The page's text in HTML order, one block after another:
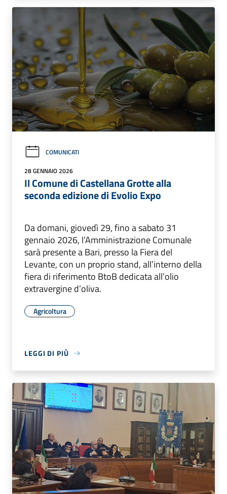
COMUNICATI
28 GENNAIO 2026
Il Comune di Castellana Grotte alla
seconda edizione di Evolio Expo
Da domani, giovedì 29, fino a sabato 31
gennaio 2026, l’Amministrazione Comunale
sarà presente a Bari, presso la Fiera del
Levante, con un proprio stand, all’interno della
fiera di riferimento BtoB dedicata all’olio
extravergine d’oliva.
Agricoltura
LEGGI DI PIÙ